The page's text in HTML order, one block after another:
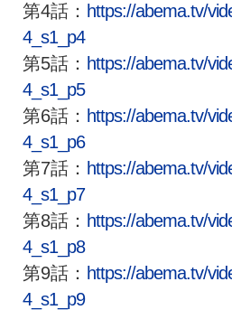
第4話： https://abema.tv/
4_s1_p4
第5話： https://abema.tv/
4_s1_p5
第6話： https://abema.tv/
4_s1_p6
第7話： https://abema.tv/
4_s1_p7
第8話： https://abema.tv/
4_s1_p8
第9話： https://abema.tv/
4_s1_p9